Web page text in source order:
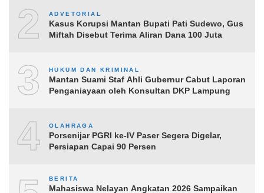
2 ADVETORIAL
Kasus Korupsi Mantan Bupati Pati Sudewo, Gus
Miftah Disebut Terima Aliran Dana 100 Juta
3 HUKUM DAN KRIMINAL
Mantan Suami Staf Ahli Gubernur Cabut Laporan
Penganiayaan oleh Konsultan DKP Lampung
4 OLAHRAGA
Porsenijar PGRI ke-IV Paser Segera Digelar,
Persiapan Capai 90 Persen
BERITA
Mahasiswa Nelayan Angkatan 2026 Sampaikan